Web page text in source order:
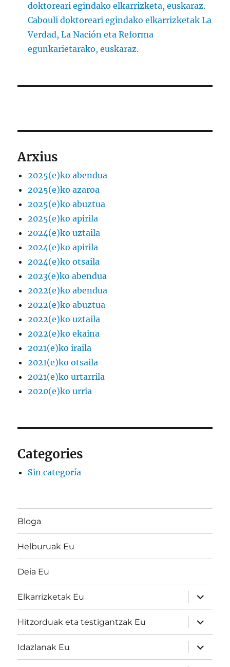
doktoreari egindako elkarrizketa, euskaraz.
Cabouli doktoreari egindako elkarrizketak La
Verdad, La Nación eta Reforma
egunkarietarako, euskaraz.
Arxius
2025(e)ko abendua
2025(e)ko azaroa
2025(e)ko abuztua
2025(e)ko apirila
2024(e)ko uztaila
2024(e)ko apirila
2024(e)ko otsaila
2023(e)ko abendua
2022(e)ko abendua
2022(e)ko abuztua
2022(e)ko uztaila
2022(e)ko ekaina
2021(e)ko iraila
2021(e)ko otsaila
2021(e)ko urtarrila
2020(e)ko urria
Categories
Sin categoría
Bloga
Helburuak Eu
Deia Eu
Elkarrizketak Eu
Haurren
menua
zabaldu
Hitzorduak eta testigantzak Eu
Haurren
menua
zabaldu
Idazlanak Eu
Haurren
menua
zabaldu